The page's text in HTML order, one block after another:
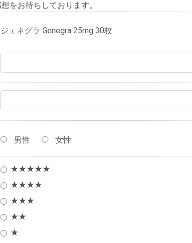
をお待ちしております。
ジェネグラ Genegra 25mg 30枚
男性 女性
★★★★★
★★★★
★★★
★★
★